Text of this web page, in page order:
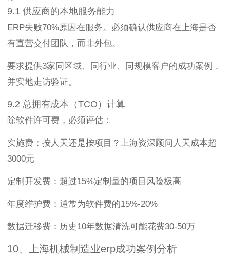
9.1 供应商的本地服务能力
ERP失败70%原因在服务。必须确认供应商在上海是否
有直营交付团队，而非外包。
要求提供3家同区域、同行业、同规模客户的成功案例，
并实地走访验证。
9.2 总拥有成本（TCO）计算
除软件许可费，必须评估：
实施费：按人天还是按项目？上海资深顾问人天成本超
3000元
定制开发费：超过15%定制量的项目风险极高
年度维护费：通常为软件费的15%-20%
数据迁移费：历史10年数据清洗可能花费30-50万
10、上海机械制造业erp成功案例分析